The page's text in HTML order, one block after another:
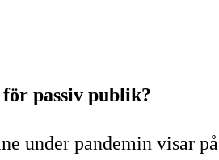
passiv publik?
under pandemin visar